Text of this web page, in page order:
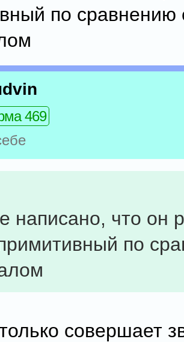
по сравнению
469
написано, что он
по
совершает